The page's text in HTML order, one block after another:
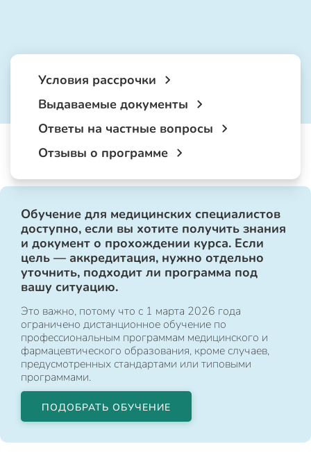
Условия рассрочки
Выдаваемые документы
Ответы на частные вопросы
Отзывы о программе
Обучение для медицинских специалистов
доступно, если вы хотите получить знания
и документ о прохождении курса. Если
цель — аккредитация, нужно отдельно
уточнить, подходит ли программа под
вашу ситуацию.
Это важно, потому что с 1 марта 2026 года
ограничено дистанционное обучение по
профессиональным программам медицинского и
фармацевтического образования, кроме случаев,
предусмотренных стандартами или типовыми
программами.
ПОДОБРАТЬ ОБУЧЕНИЕ